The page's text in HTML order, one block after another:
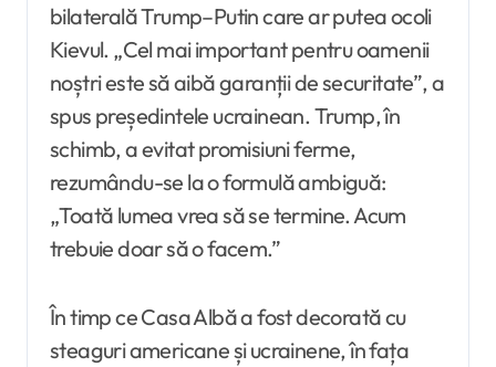
bilaterală Trump–Putin care ar putea ocoli
Kievul. „Cel mai important pentru oamenii
noștri este să aibă garanții de securitate”, a
spus președintele ucrainean. Trump, în
schimb, a evitat promisiuni ferme,
rezumându-se la o formulă ambiguă:
„Toată lumea vrea să se termine. Acum
trebuie doar să o facem.”
În timp ce Casa Albă a fost decorată cu
steaguri americane și ucrainene, în fața